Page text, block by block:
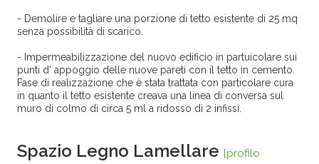
- Demolire e tagliare una porzione di tetto esistente di 25 mq
senza possibilità di scarico.
- Impermeabilizzazione del nuovo edificio in partuicolare sui
punti d' appoggio delle nuove pareti con il tetto in cemento.
Fase di realizzazione che è stata trattata con particolare cura
in quanto il tetto esistente creava una linea di conversa sul
muro di colmo di circa 5 ml a ridosso di 2 infissi.
Spazio Legno Lamellare [profilo